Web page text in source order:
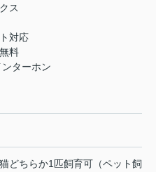
ス
対応
料
ターホン
どちらか1匹飼育可（ペット飼